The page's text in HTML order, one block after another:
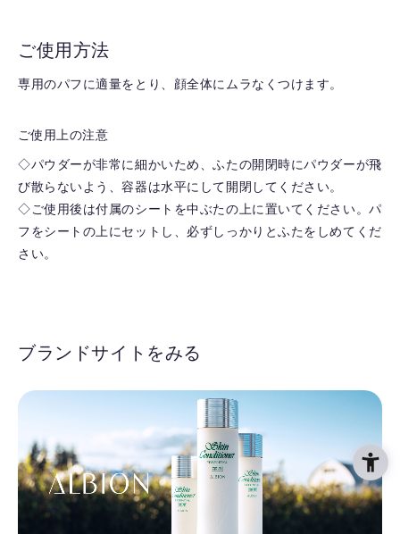
ご使用方法
専用のパフに適量をとり、顔全体にムラなくつけます。
ご使用上の注意
◇パウダーが非常に細かいため、ふたの開閉時にパウダーが飛
び散らないよう、容器は水平にして開閉してください。
◇ご使用後は付属のシートを中ぶたの上に置いてください。パ
フをシートの上にセットし、必ずしっかりとふたをしめてくだ
さい。
ブランドサイトをみる